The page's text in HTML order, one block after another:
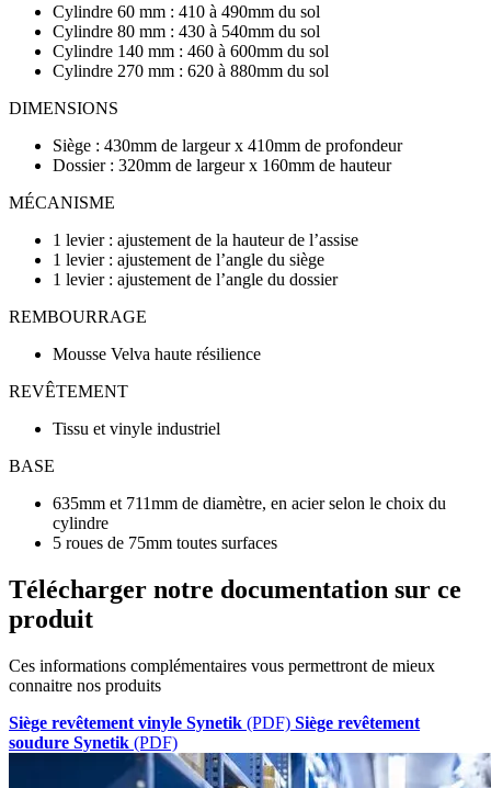
Cylindre 60 mm : 410 à 490mm du sol
Cylindre 80 mm : 430 à 540mm du sol
Cylindre 140 mm : 460 à 600mm du sol
Cylindre 270 mm : 620 à 880mm du sol
DIMENSIONS
Siège : 430mm de largeur x 410mm de profondeur
Dossier : 320mm de largeur x 160mm de hauteur
MÉCANISME
1 levier : ajustement de la hauteur de l’assise
1 levier : ajustement de l’angle du siège
1 levier : ajustement de l’angle du dossier
REMBOURRAGE
Mousse Velva haute résilience
REVÊTEMENT
Tissu et vinyle industriel
BASE
635mm et 711mm de diamètre, en acier selon le choix du
cylindre
5 roues de 75mm toutes surfaces
Télécharger notre documentation sur ce
produit
Ces informations complémentaires vous permettront de mieux
connaitre nos produits
Siège revêtement vinyle Synetik (PDF) Siège revêtement
soudure Synetik (PDF)